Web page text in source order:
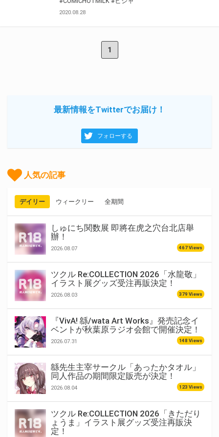
2020.08.28
1
最新情報をTwitterでお届け！
フォローする
人気の記事
デイリー ウィークリー 全期間
しゅにち関数展 即將在虎之穴台北店舉
辦！
2026.08.07 467 Views
ツクル Re:COLLECTION 2026「水龍敬」
イラスト展グッズ受注再販決定！
2026.08.03 379 Views
『VivA! 緜/wata Art Works』発売記念イ
ベントが秋葉原ラジオ会館で開催決定！
2026.07.31 148 Views
緜先生主宰サークル「あったかタオル」
同人作品の期間限定販売が決定！
2026.08.04 123 Views
ツクル Re:COLLECTION 2026「きただり
ょうま」イラスト展グッズ受注再販決
定！